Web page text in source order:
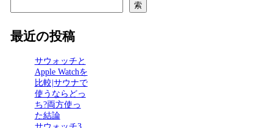
索
最近の投稿
サウォッチと
Apple Watchを
比較|サウナで
使うならどっ
ち?両方使っ
た結論